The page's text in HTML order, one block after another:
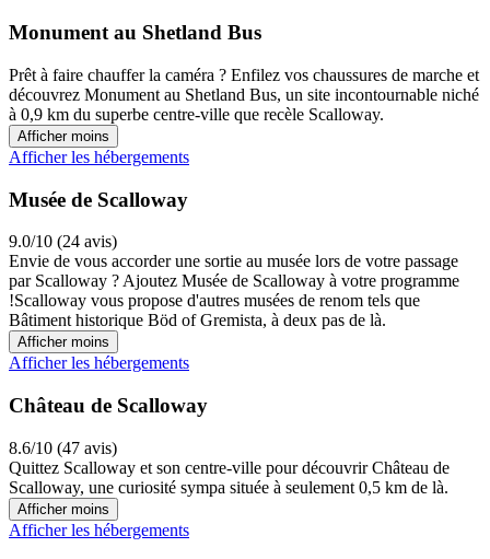
Monument au Shetland Bus
Prêt à faire chauffer la caméra ? Enfilez vos chaussures de marche et
découvrez Monument au Shetland Bus, un site incontournable niché
à 0,9 km du superbe centre-ville que recèle Scalloway.
Afficher moins
Afficher les hébergements
Musée de Scalloway
9.0/10 (24 avis)
Envie de vous accorder une sortie au musée lors de votre passage
par Scalloway ? Ajoutez Musée de Scalloway à votre programme
!Scalloway vous propose d'autres musées de renom tels que
Bâtiment historique Böd of Gremista, à deux pas de là.
Afficher moins
Afficher les hébergements
Château de Scalloway
8.6/10 (47 avis)
Quittez Scalloway et son centre-ville pour découvrir Château de
Scalloway, une curiosité sympa située à seulement 0,5 km de là.
Afficher moins
Afficher les hébergements